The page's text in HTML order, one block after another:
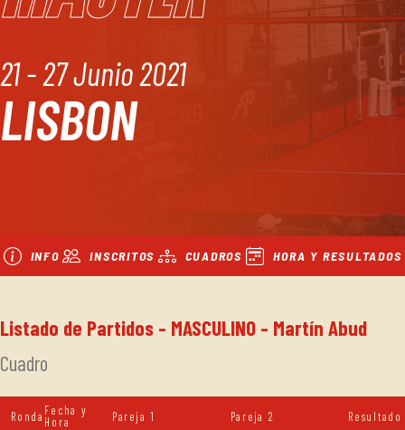
21 - 27 Junio 2021
LISBON
INFO INSCRITOS CUADROS HORA Y RESULTADOS
Listado de Partidos - MASCULINO - Martín Abud
Cuadro
Ronda Fecha y
Hora
Pareja 1 Pareja 2 Resultado